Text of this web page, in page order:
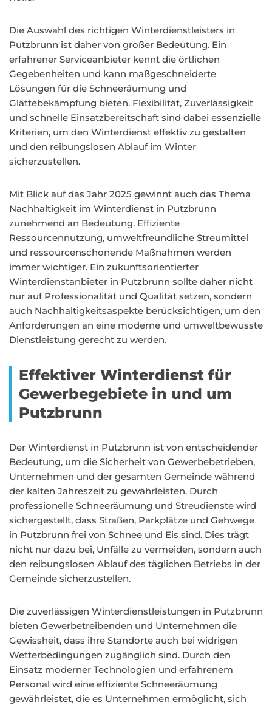
Die Auswahl des richtigen Winterdienstleisters in
Putzbrunn ist daher von großer Bedeutung. Ein
erfahrener Serviceanbieter kennt die örtlichen
Gegebenheiten und kann maßgeschneiderte
Lösungen für die Schneeräumung und
Glättebekämpfung bieten. Flexibilität, Zuverlässigkeit
und schnelle Einsatzbereitschaft sind dabei essenzielle
Kriterien, um den Winterdienst effektiv zu gestalten
und den reibungslosen Ablauf im Winter
sicherzustellen.
Mit Blick auf das Jahr 2025 gewinnt auch das Thema
Nachhaltigkeit im Winterdienst in Putzbrunn
zunehmend an Bedeutung. Effiziente
Ressourcennutzung, umweltfreundliche Streumittel
und ressourcenschonende Maßnahmen werden
immer wichtiger. Ein zukunftsorientierter
Winterdienstanbieter in Putzbrunn sollte daher nicht
nur auf Professionalität und Qualität setzen, sondern
auch Nachhaltigkeitsaspekte berücksichtigen, um den
Anforderungen an eine moderne und umweltbewusste
Dienstleistung gerecht zu werden.
Effektiver Winterdienst für
Gewerbegebiete in und um
Putzbrunn
Der Winterdienst in Putzbrunn ist von entscheidender
Bedeutung, um die Sicherheit von Gewerbebetrieben,
Unternehmen und der gesamten Gemeinde während
der kalten Jahreszeit zu gewährleisten. Durch
professionelle Schneeräumung und Streudienste wird
sichergestellt, dass Straßen, Parkplätze und Gehwege
in Putzbrunn frei von Schnee und Eis sind. Dies trägt
nicht nur dazu bei, Unfälle zu vermeiden, sondern auch
den reibungslosen Ablauf des täglichen Betriebs in der
Gemeinde sicherzustellen.
Die zuverlässigen Winterdienstleistungen in Putzbrunn
bieten Gewerbetreibenden und Unternehmen die
Gewissheit, dass ihre Standorte auch bei widrigen
Wetterbedingungen zugänglich sind. Durch den
Einsatz moderner Technologien und erfahrenem
Personal wird eine effiziente Schneeräumung
gewährleistet, die es Unternehmen ermöglicht, sich